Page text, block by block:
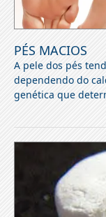
PÉS MACIOS
A pele dos pés
dependendo do
genética que